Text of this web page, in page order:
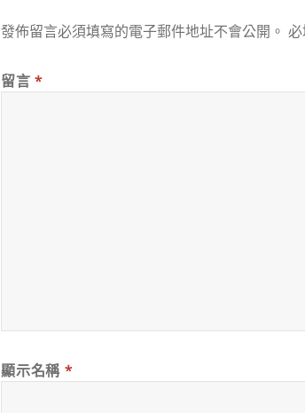
發佈留言必須填寫的電子郵件地址不會公開。
留言*
顯示名稱 *